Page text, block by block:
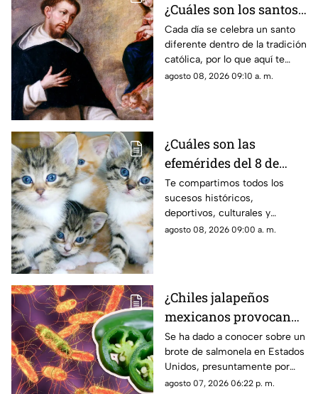
¿Cuáles son los santos
que se celebran este
sábado 8 de agosto de
2026?
Cada día se celebra un santo
diferente dentro de la tradición
católica, por lo que aquí te
compartimos el santoral
agosto 08, 2026 09:10 a. m.
¿Cuáles son las
efemérides del 8 de
agosto? Esto se celebra
un día como hoy en
México y el mundo
Te compartimos todos los
sucesos históricos,
deportivos, culturales y
divertidos que marcaron las
agosto 08, 2026 09:00 a. m.
¿Chiles jalapeños
mexicanos provocan
brote de salmonela en
Estados Unidos? Esto
debes saber
Se ha dado a conocer sobre un
brote de salmonela en Estados
Unidos, presuntamente por
chiles jalapeños mexicanos,
agosto 07, 2026 06:22 p. m.